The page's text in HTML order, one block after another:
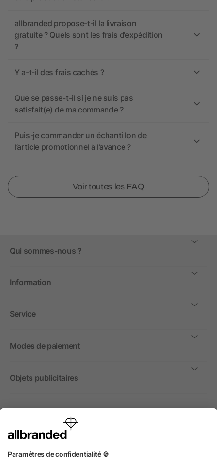
allbranded propose-t-il la livraison
gratuite ? Quels sont les frais d’expédition
?
Y a-t-il des frais cachés ?
Que se passe-t-il si je ne suis pas
satisfait(e) de ma commande ?
Puis-je commander un échantillon de
l’article promotionnel à l’avance ?
Voir toutes les FAQ
Qui sommes-nous ?
Information
Service
Modes de paiement
Objets publicitaires
International